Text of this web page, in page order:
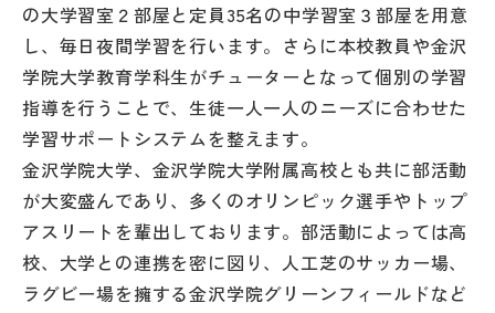
の大学習室２部屋と定員35名の中学習室３部屋を用意
し、毎日夜間学習を行います。さらに本校教員や金沢
学院大学教育学科生がチューターとなって個別の学習
指導を行うことで、生徒一人一人のニーズに合わせた
学習サポートシステムを整えます。
金沢学院大学、金沢学院大学附属高校とも共に部活動
が大変盛んであり、多くのオリンピック選手やトップ
アスリートを輩出しております。部活動によっては高
校、大学との連携を密に図り、人工芝のサッカー場、
ラグビー場を擁する金沢学院グリーンフィールドなど